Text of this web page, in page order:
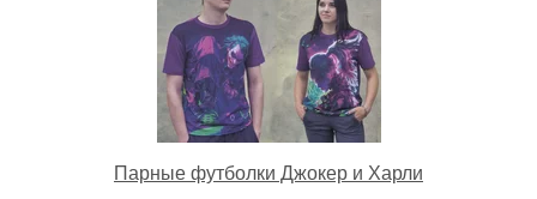
Парные футболки Джокер и Харли